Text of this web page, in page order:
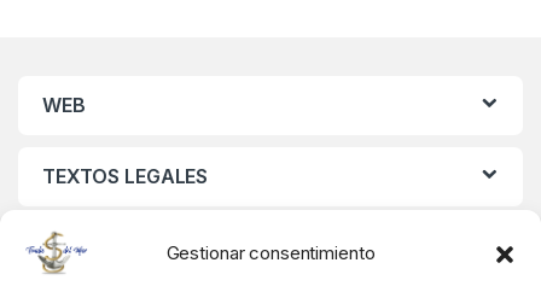
Gestionar consentimiento
WEB
TEXTOS LEGALES
MIS DATOS